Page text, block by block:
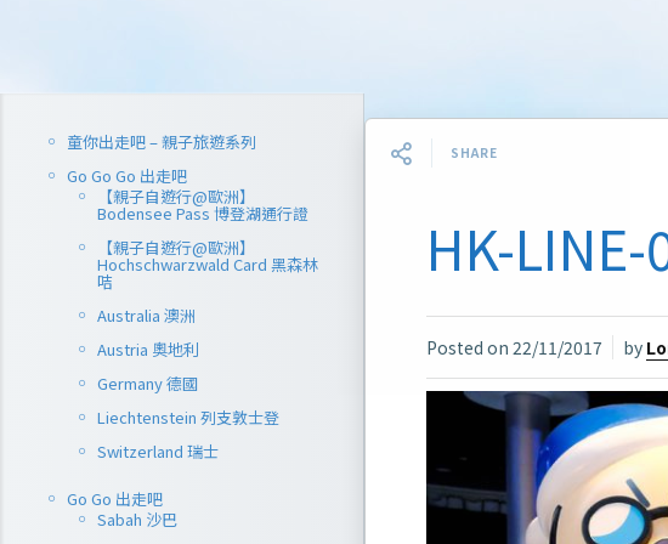
童你出走吧 – 親子旅遊系列
Go Go Go 出走吧
【親子自遊行@歐洲】
Bodensee Pass 博登湖通行證
【親子自遊行@歐洲】
Hochschwarzwald Card 黑森林
咭
Australia 澳洲
Austria 奧地利
Germany 德國
Liechtenstein 列支敦士登
Switzerland 瑞士
Go Go 出走吧
Sabah 沙巴
SHARE
HK-LINE-
Posted on 22/11/2017 by